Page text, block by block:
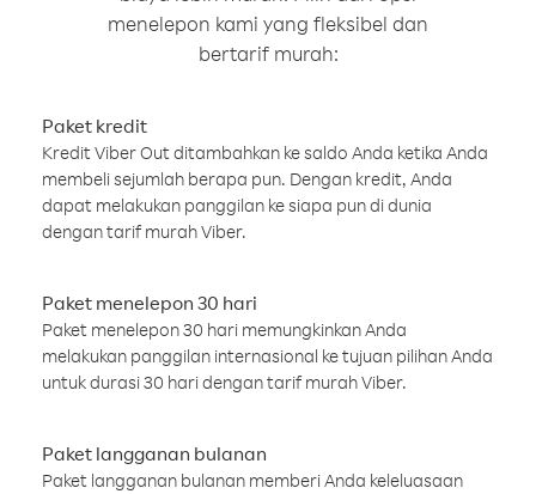
menelepon kami yang fleksibel dan
bertarif murah:
Paket kredit
Kredit Viber Out ditambahkan ke saldo Anda ketika Anda
membeli sejumlah berapa pun. Dengan kredit, Anda
dapat melakukan panggilan ke siapa pun di dunia
dengan tarif murah Viber.
Paket menelepon 30 hari
Paket menelepon 30 hari memungkinkan Anda
melakukan panggilan internasional ke tujuan pilihan Anda
untuk durasi 30 hari dengan tarif murah Viber.
Paket langganan bulanan
Paket langganan bulanan memberi Anda keleluasaan